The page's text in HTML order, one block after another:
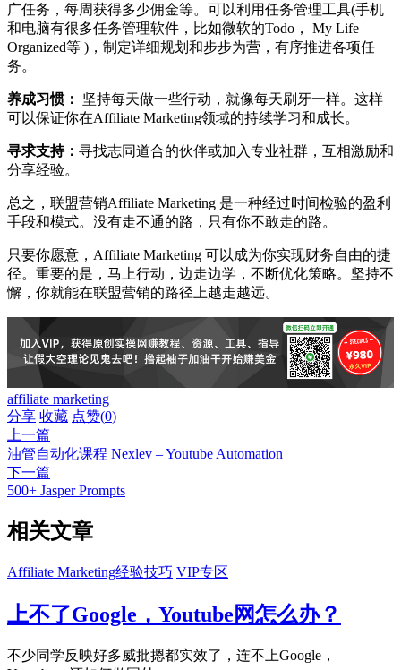
广任务，每周获得多少佣金等。可以利用任务管理工具(手机
和电脑有很多任务管理软件，比如微软的Todo， My Life
Organized等 )，制定详细规划和步步为营，有序推进各项任
务。
养成习惯：
坚持每天做一些行动，就像每天刷牙一样。这样
可以保证你在Affiliate Marketing领域的持续学习和成长。
寻求支持： 寻找志同道合的伙伴或加入专业社群，互相激励和
分享经验。
总之，联盟营销Affiliate Marketing 是一种经过时间检验的盈利
手段和模式。没有走不通的路，只有你不敢走的路。
只要你愿意，Affiliate Marketing 可以成为你实现财务自由的捷
径。重要的是，马上行动，边走边学，不断优化策略。坚持不
懈，你就能在联盟营销的路径上越走越远。
affiliate marketing
分享 收藏 点赞(0)
上一篇
油管自动化课程 Nexlev – Youtube Automation
下一篇
500+ Jasper Prompts
相关文章
Affiliate Marketing经验技巧 VIP专区
上不了Google，Youtube网怎么办？
不少同学反映好多威批摁都实效了，连不上Google，